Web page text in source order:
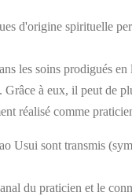
d'origine spirituelle
les soins prodigués
à eux, il peut de
réalisé comme
Usui sont transmis
du praticien et le